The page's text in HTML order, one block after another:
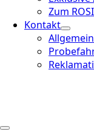
Zum
Kontakt